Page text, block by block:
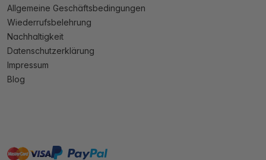
Allgemeine Geschäftsbedingungen
Wiederrufsbelehrung
Nachhaltigkeit
Datenschutzerklärung
Impressum
Blog
mastervisa paypal